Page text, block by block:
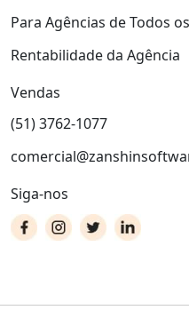
Para Agências de Todos
Rentabilidade da Agência
Vendas
(51) 3762-1077
Siga-nos